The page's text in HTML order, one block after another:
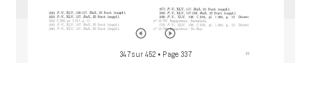
347 sur 452 • Page 337